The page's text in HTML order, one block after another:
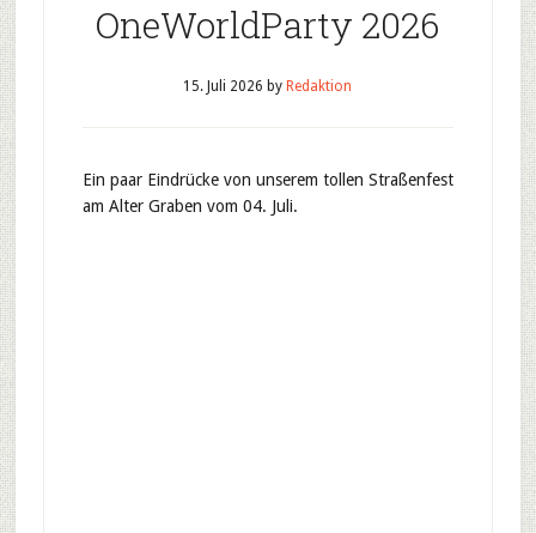
OneWorldParty 2026
15. Juli 2026 by Redaktion
Ein paar Eindrücke von unserem tollen Straßenfest
am Alter Graben vom 04. Juli.